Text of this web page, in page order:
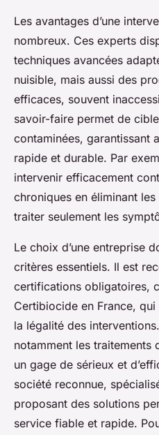
Les avantages d’une
nombreux. Ces experts
techniques avancées
nuisible, mais aussi des
efficaces, souvent
savoir-faire permet de
contaminées, garantissant
rapide et durable. Par
intervenir efficacement
chroniques en éliminant
traiter seulement les
Le choix d’une entreprise
critères essentiels. Il est
certifications obligatoires,
Certibiocide en France,
la légalité des
notamment les traitements
un gage de sérieux et
société reconnue,
proposant des solutions
service fiable et rapide.